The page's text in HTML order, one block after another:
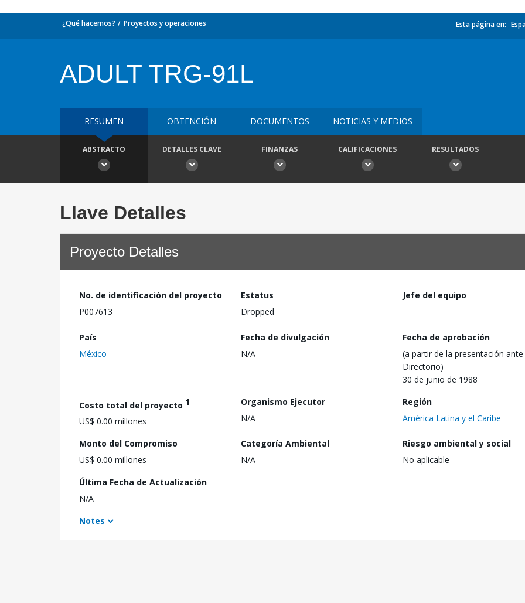
¿Qué hacemos? Proyectos y operaciones Esta página en:
ADULT TRG-91L
RESUMEN OBTENCIÓN DOCUMENTOS NOTICIAS Y MEDIOS
ABSTRACTO DETALLES CLAVE FINANZAS CALIFICACIONES RESULTADOS
Llave Detalles
Proyecto Detalles
No. de identificación del proyecto
P007613
Estatus
Dropped
Jefe del equipo
País
México
Fecha de divulgación
N/A
Fecha de aprobación
(a partir de la presentación ante
Directorio)
30 de junio de 1988
Costo total del proyecto 1
US$ 0.00 millones
Organismo Ejecutor
N/A
Región
América Latina y el Caribe
Monto del Compromiso
US$ 0.00 millones
Categoría Ambiental
N/A
Riesgo ambiental y social
No aplicable
Última Fecha de Actualización
N/A
Notes